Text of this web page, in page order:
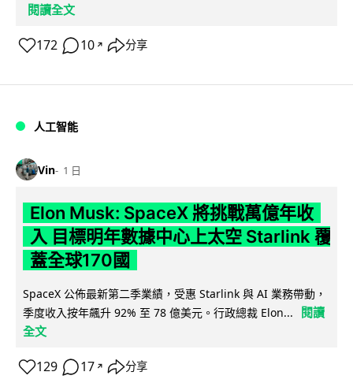
閱讀全文
172 10 ↗ 分享
人工智能
Vin 1 日
Elon Musk: SpaceX 將挑戰萬億年收
入 目標明年數據中心上太空 Starlink 覆
蓋全球170國
SpaceX 公佈最新第二季業績，受惠 Starlink 與 AI 業務帶動，
季度收入按年飆升 92% 至 78 億美元。行政總裁 Elon...
閱讀
全文
129 17 ↗ 分享